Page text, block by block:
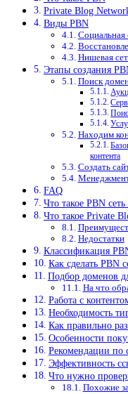
Private Blog
Виды PBN
Социальная
Нишевая
Этапы создания
Поиск
Находим
контента
Создать
FAQ
Что такое PBN
Что такое Private
Недостатки
Классификация
Как сделать PBN
Подбор доменов
На что
Работа с
Необходимость
Как правильно
Особенности
Рекомендации по
Эффективность
Что нужно
Похожие